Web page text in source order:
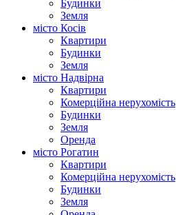
Будинки
Земля
місто Косів
Квартири
Будинки
Земля
місто Надвірна
Квартири
Комерційна нерухомість
Будинки
Земля
Оренда
місто Рогатин
Квартири
Комерційна нерухомість
Будинки
Земля